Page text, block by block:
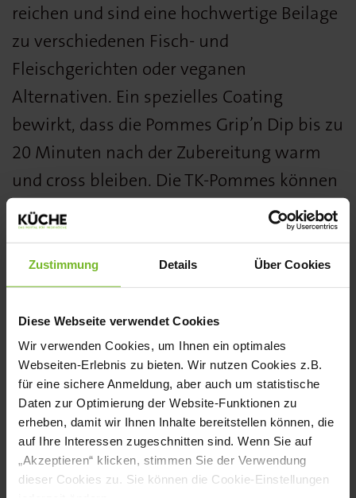
Zustimmung Details Über Cookies
Diese Webseite verwendet Cookies
Wir verwenden Cookies, um Ihnen ein optimales
Webseiten-Erlebnis zu bieten. Wir nutzen Cookies z.B.
für eine sichere Anmeldung, aber auch um statistische
Daten zur Optimierung der Website-Funktionen zu
erheben, damit wir Ihnen Inhalte bereitstellen können, die
auf Ihre Interessen zugeschnitten sind. Wenn Sie auf
„Akzeptieren“ klicken, stimmen Sie der Verwendung
dieser Cookies zu. Sie können die Cookie-Einstellungen
reichen und sind eine hochwertige Beilage
zu verschiedenen Fisch- und
Fleischgerichten oder veganen
Alternativen. Ein spezielles Coating
bewirkt, dass die Pommes Grip’n Dip bis zu
20 Minuten nach der Zubereitung warm
und cross bleiben. Die TK-Pommes können
schnell zubereitet werden.
www.aviko.de
Fachjury des KÜCHE BEST PRODUCT
AWARDS in der Kategorie
Kartoffeln/Reis/Teigwaren mit einer
Silbermedaille ausgezeichnet. Alle
Gewinner finden Sie in KÜCHE 8/9 2022.